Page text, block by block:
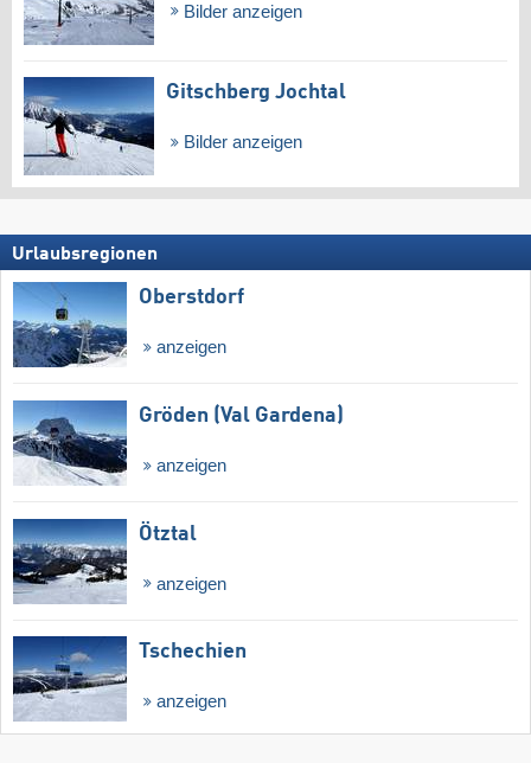
Bilder anzeigen
Gitschberg Jochtal
Bilder anzeigen
Urlaubsregionen
Oberstdorf
anzeigen
Gröden (Val Gardena)
anzeigen
Ötztal
anzeigen
Tschechien
anzeigen